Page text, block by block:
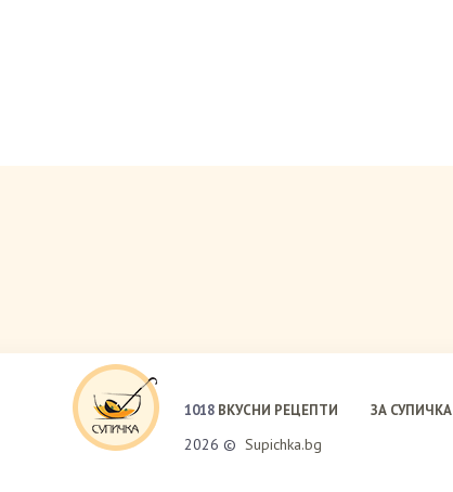
1018 ВКУСНИ РЕЦЕПТИ ЗА СУПИЧКА
2026 © Supichka.bg